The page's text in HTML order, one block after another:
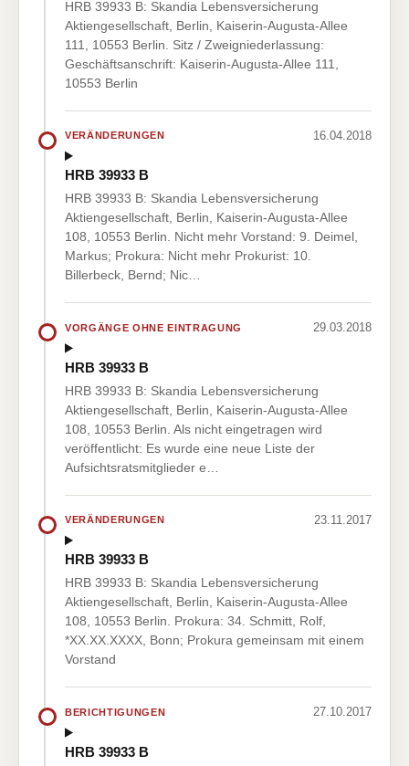
HRB 39933 B: Skandia Lebensversicherung
Aktiengesellschaft, Berlin, Kaiserin-Augusta-Allee
111, 10553 Berlin. Sitz / Zweigniederlassung:
Geschäftsanschrift: Kaiserin-Augusta-Allee 111,
10553 Berlin
VERÄNDERUNGEN 16.04.2018
HRB 39933 B
HRB 39933 B: Skandia Lebensversicherung
Aktiengesellschaft, Berlin, Kaiserin-Augusta-Allee
108, 10553 Berlin. Nicht mehr Vorstand: 9. Deimel,
Markus; Prokura: Nicht mehr Prokurist: 10.
Billerbeck, Bernd; Nic…
VORGÄNGE OHNE EINTRAGUNG 29.03.2018
HRB 39933 B
HRB 39933 B: Skandia Lebensversicherung
Aktiengesellschaft, Berlin, Kaiserin-Augusta-Allee
108, 10553 Berlin. Als nicht eingetragen wird
veröffentlicht: Es wurde eine neue Liste der
Aufsichtsratsmitglieder e…
VERÄNDERUNGEN 23.11.2017
HRB 39933 B
HRB 39933 B: Skandia Lebensversicherung
Aktiengesellschaft, Berlin, Kaiserin-Augusta-Allee
108, 10553 Berlin. Prokura: 34. Schmitt, Rolf,
*XX.XX.XXXX, Bonn; Prokura gemeinsam mit einem
Vorstand
BERICHTIGUNGEN 27.10.2017
HRB 39933 B